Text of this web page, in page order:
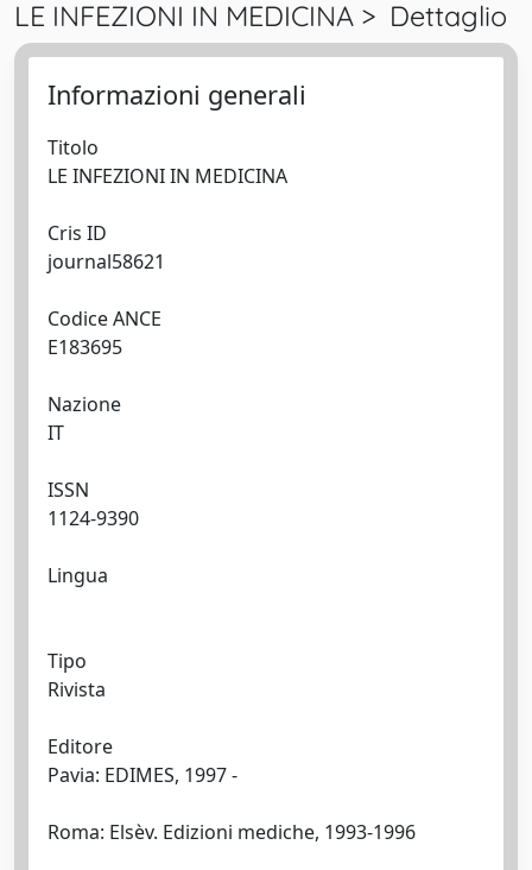
LE INFEZIONI IN MEDICINA > Dettaglio
Informazioni generali
Titolo
Cris ID
Codice ANCE
Nazione
ISSN
Lingua
Tipo
Rivista
Editore
Pavia: EDIMES, 1997 -